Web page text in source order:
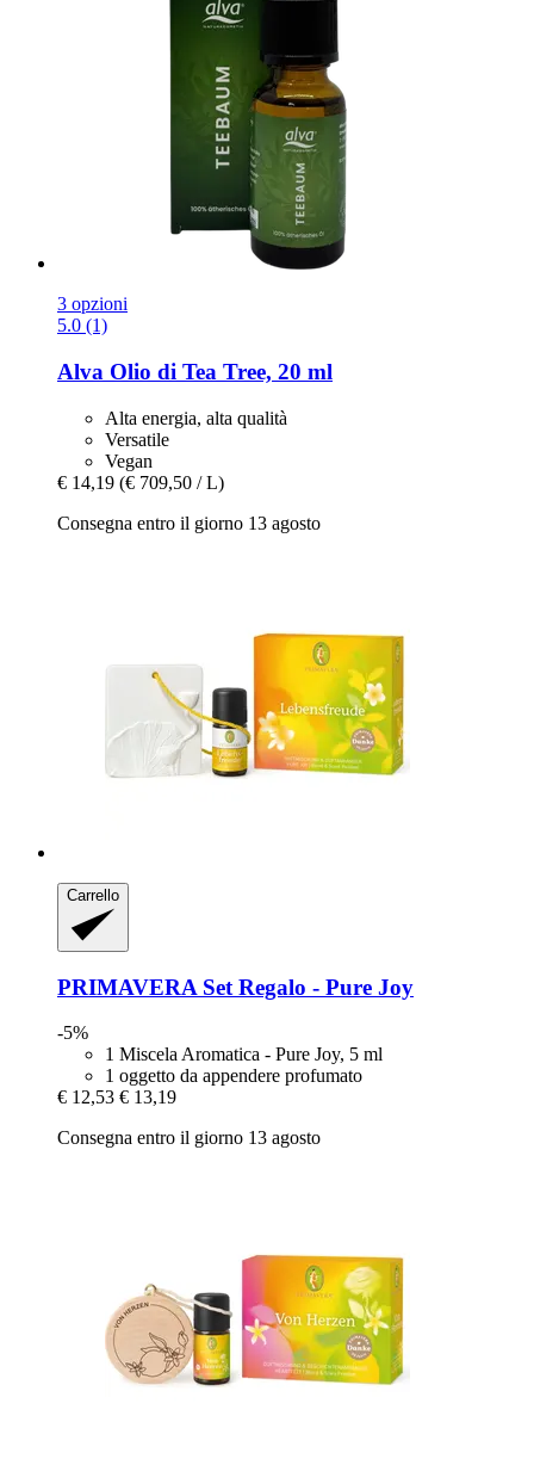
3 opzioni
5.0 (1)
Alva Olio di Tea Tree, 20 ml
Alta energia, alta qualità
Versatile
Vegan
€ 14,19 (€ 709,50 / L)
Consegna entro il giorno 13 agosto
Carrello
PRIMAVERA Set Regalo -​ Pure Joy
-5%
1 Miscela Aromatica - Pure Joy, 5 ml
1 oggetto da appendere profumato
€ 12,53 € 13,19
Consegna entro il giorno 13 agosto